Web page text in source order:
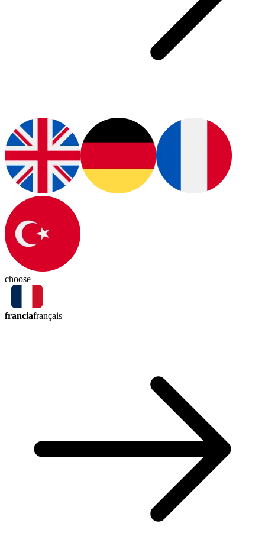
choose
franciafrançais